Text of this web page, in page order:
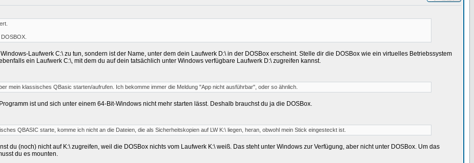
Laufwerk C:\ zu tun, sondern ist der Name, unter dem dein Laufwerk D:\ in der DOSBox erscheint. Stelle dir die DOSBox wie ein virtuelles Betriebssystem
ein Laufwerk C:\, mit dem du auf dein tatsächlich unter Windows verfügbare Laufwerk D:\ zugreifen kannst.
mein klassisches QBasic starten/aufrufen. Ich bekomme immer die Meldung "App nicht ausführbar", oder so ähnlich.
ist und sich unter einem 64-Bit-Windows nicht mehr starten lässt. Deshalb brauchst du ja die DOSBox.
QBASIC starte, komme ich nicht an die Dateien, die als Sicherheitskopien auf LW K:\ liegen, heran, obwohl mein Stick eingesteckt ist.
du (noch) nicht auf K:\ zugreifen, weil die DOSBox nichts vom Laufwerk K:\ weiß. Das steht unter Windows zur Verfügung, aber nicht unter DOSBox. Um das
du es mounten.